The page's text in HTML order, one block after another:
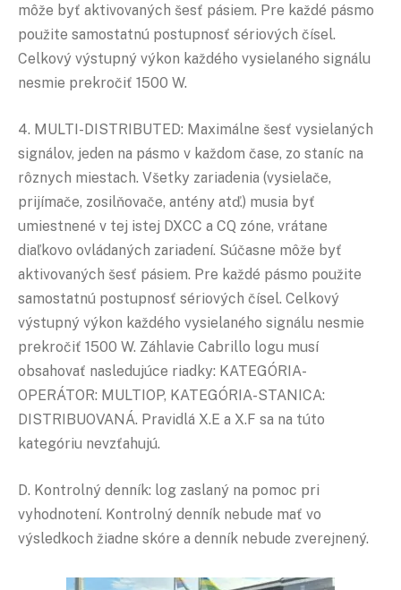
môže byť aktivovaných šesť pásiem. Pre každé pásmo
použite samostatnú postupnosť sériových čísel.
Celkový výstupný výkon každého vysielaného signálu
nesmie prekročiť 1500 W.
4. MULTI-DISTRIBUTED: Maximálne šesť vysielaných
signálov, jeden na pásmo v každom čase, zo staníc na
rôznych miestach. Všetky zariadenia (vysielače,
prijímače, zosilňovače, antény atď.) musia byť
umiestnené v tej istej DXCC a CQ zóne, vrátane
diaľkovo ovládaných zariadení. Súčasne môže byť
aktivovaných šesť pásiem. Pre každé pásmo použite
samostatnú postupnosť sériových čísel. Celkový
výstupný výkon každého vysielaného signálu nesmie
prekročiť 1500 W. Záhlavie Cabrillo logu musí
obsahovať nasledujúce riadky: KATEGÓRIA-
OPERÁTOR: MULTIOP, KATEGÓRIA-STANICA:
DISTRIBUOVANÁ. Pravidlá X.E a X.F sa na túto
kategóriu nevzťahujú.
D. Kontrolný denník: log zaslaný na pomoc pri
vyhodnotení. Kontrolný denník nebude mať vo
výsledkoch žiadne skóre a denník nebude zverejnený.